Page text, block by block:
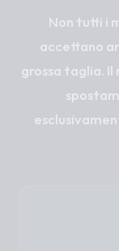
Non tutti i
accettano
grossa taglia.